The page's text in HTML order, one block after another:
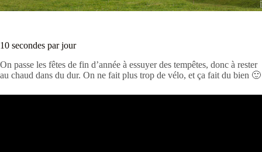
10 secondes par jour
On passe les fêtes de fin d’année à essuyer des tempêtes, donc à rester
au chaud dans du dur. On ne fait plus trop de vélo, et ça fait du bien 🙂